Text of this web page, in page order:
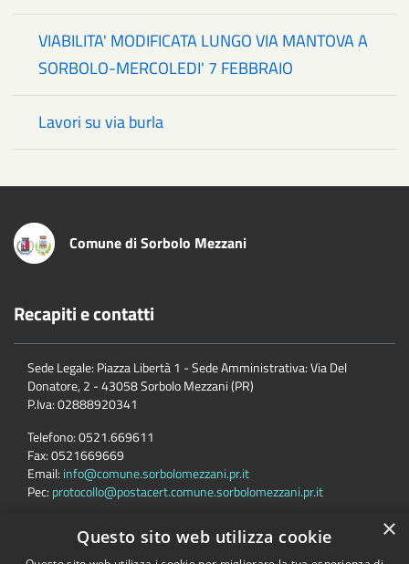
VIABILITA' MODIFICATA LUNGO VIA MANTOVA A
SORBOLO-MERCOLEDI' 7 FEBBRAIO
Lavori su via burla
Comune di Sorbolo Mezzani
Recapiti e contatti
Sede Legale: Piazza Libertà 1 - Sede Amministrativa: Via Del
Donatore, 2 - 43058 Sorbolo Mezzani (PR)
P.Iva:02888920341
Telefono:0521.669611
Fax:0521669669
Email: info@comune.sorbolomezzani.pr.it
Pec: protocollo@postacert.comune.sorbolomezzani.pr.it
Seguici su ×
Questo sito web utilizza cookie